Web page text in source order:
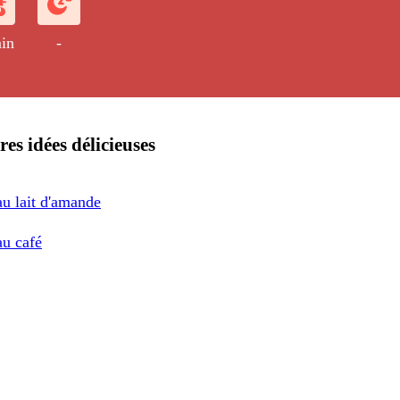
-
idées délicieuses
lait d'amande
café